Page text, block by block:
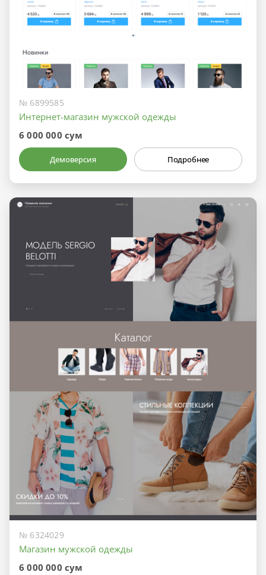
№ 6899585
Интернет-магазин мужской одежды
6 000 000 сум
Демоверсия Подробнее
№ 6324029
Магазин мужской одежды
6 000 000 сум